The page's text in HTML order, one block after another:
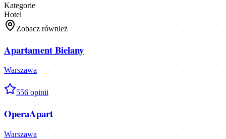
Kategorie
Hotel
Zobacz również
Apartament Bielany
Warszawa
556 opinii
OperaApart
Warszawa